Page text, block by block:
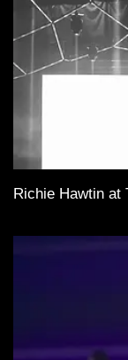
Richie Hawtin at